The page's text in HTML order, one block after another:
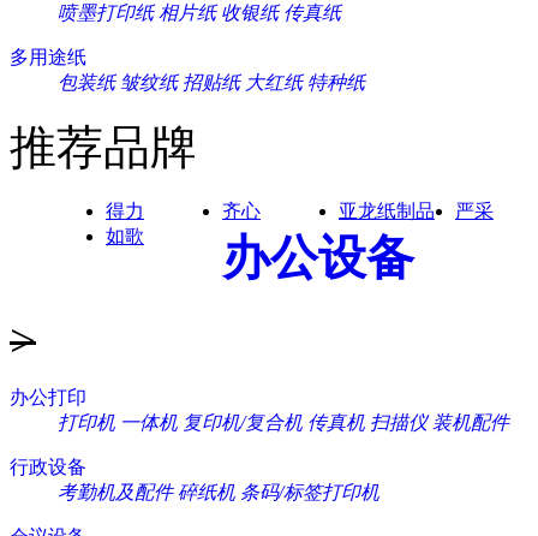
喷墨打印纸 相片纸 收银纸 传真纸
多用途纸
包装纸 皱纹纸 招贴纸 大红纸 特种纸
推荐品牌
得力 齐心 亚龙纸制品
严采
如歌
办公设备
>
办公打印
打印机 一体机 复印机/复合机 传真机 扫描仪 装机配件
行政设备
考勤机及配件 碎纸机 条码/标签打印机